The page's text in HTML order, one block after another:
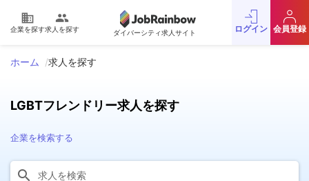
domain
企業を探す
people
求人を探す ダイバーシティ求人サイト ログイン 会員登録
ホーム 求人を探す
LGBTフレンドリー求人を探す
企業を検索する